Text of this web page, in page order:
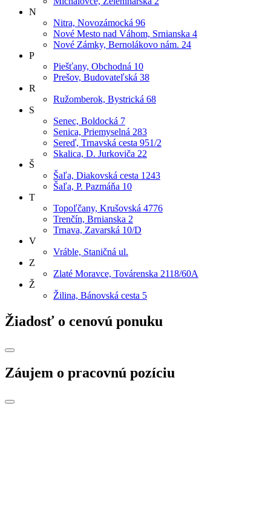
N
Nitra, Novozámocká 96
Nové Mesto nad Váhom, Srnianska 4
Nové Zámky, Bernolákovo nám. 24
P
Piešťany, Obchodná 10
Prešov, Budovateľská 38
R
Ružomberok, Bystrická 68
S
Senec, Boldocká 7
Senica, Priemyselná 283
Sereď, Trnavská cesta 951/2
Skalica, D. Jurkoviča 22
Š
Šaľa, Diakovská cesta 1243
Šaľa, P. Pazmáňa 10
T
Topoľčany, Krušovská 4776
Trenčín, Brnianska 2
Trnava, Zavarská 10/D
V
Vráble, Staničná ul.
Z
Zlaté Moravce, Továrenska 2118/60A
Ž
Žilina, Bánovská cesta 5
Žiadosť o cenovú ponuku
Záujem o pracovnú pozíciu